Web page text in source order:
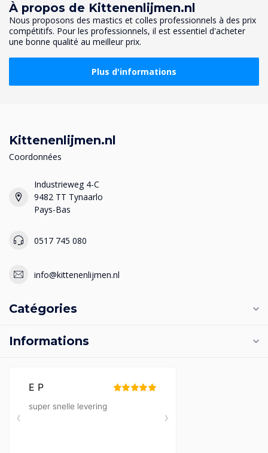
À propos de Kittenenlijmen.nl
Nous proposons des mastics et colles professionnels à des prix
compétitifs. Pour les professionnels, il est essentiel d'acheter
une bonne qualité au meilleur prix.
Plus d'informations
Kittenenlijmen.nl
Coordonnées
Industrieweg 4-C
9482 TT Tynaarlo
Pays-Bas
0517 745 080
info@kittenenlijmen.nl
Catégories
Informations